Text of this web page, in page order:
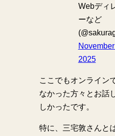
Webディ
ーなど
2025
ここでもオンライン
なかった方々とお話
しかったです。
特に、三宅敦さんと